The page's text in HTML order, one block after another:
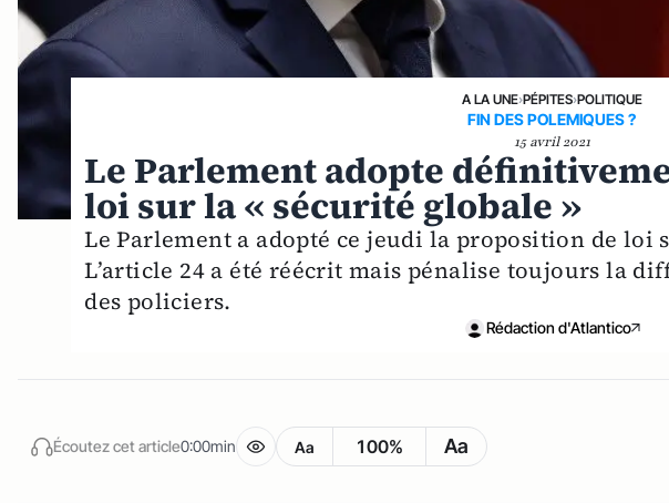
A LA UNE›PÉPITES›POLITIQUE
FIN DES POLEMIQUES ?
15 avril 2021
Le Parlement adopte
loi sur la « sécurité globale »
Le Parlement a adopté ce jeudi la proposition de loi
L’article 24 a été réécrit mais pénalise toujours la
des policiers.
Rédaction d'Atlantico
Écoutez cet article0:00min Aa 100% Aa